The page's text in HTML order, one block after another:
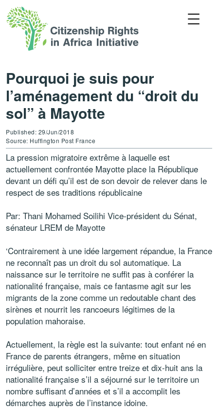
Pourquoi je suis pour
l’aménagement du “droit du
sol” à Mayotte
Published: 29/Jun/2018
Source: Huffington Post France
La pression migratoire extrême à laquelle est
actuellement confrontée Mayotte place la République
devant un défi qu’il est de son devoir de relever dans le
respect de ses traditions républicaine
Par: Thani Mohamed Soilihi Vice-président du Sénat,
sénateur LREM de Mayotte
‘Contrairement à une idée largement répandue, la France
ne reconnaît pas un droit du sol automatique. La
naissance sur le territoire ne suffit pas à conférer la
nationalité française, mais ce fantasme agit sur les
migrants de la zone comme un redoutable chant des
sirènes et nourrit les rancoeurs légitimes de la
population mahoraise.
Actuellement, la règle est la suivante: tout enfant né en
France de parents étrangers, même en situation
irrégulière, peut solliciter entre treize et dix-huit ans la
nationalité française s’il a séjourné sur le territoire un
nombre suffisant d’années et s’il a accomplit les
démarches auprès de l’instance idoine.